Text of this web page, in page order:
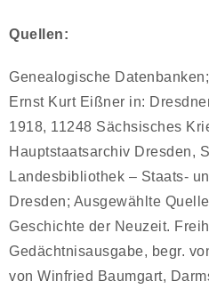
Quellen:
Genealogische
Ernst Kurt Eißner in:
1918, 11248 Sächsisches
Hauptstaatsarchiv Dresden,
Landesbibliothek – Staats-
Dresden; Ausgewählte
Geschichte der Neuzeit.
Gedächtnisausgabe, begr.
von Winfried Baumgart,